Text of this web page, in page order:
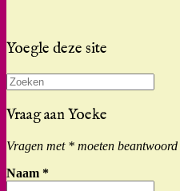
Yoegle deze site
Zoeken
naar:
Vraag aan Yoeke
Vragen met * moeten
Naam *